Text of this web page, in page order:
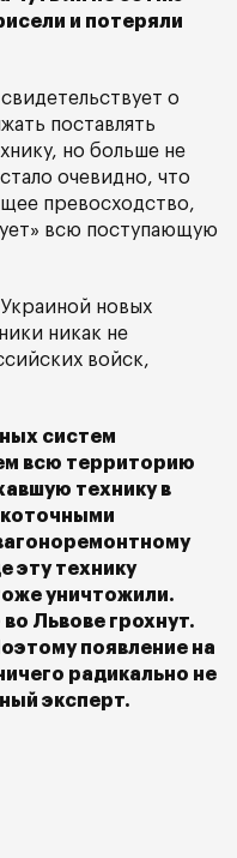
и потеряли
о
поставлять
но больше не
очевидно, что
превосходство,
всю поступающую
новых
никак не
войск,
систем
всю территорию
технику в
эту технику
уничтожили.
Львове грохнут.
появление на
радикально не
эксперт.